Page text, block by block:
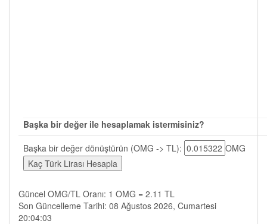
Başka bir değer ile hesaplamak istermisiniz?
Başka bir değer dönüştürün (OMG -> TL):
OMG
Güncel OMG/TL Oranı: 1 OMG = 2.11 TL
Son Güncelleme Tarihi: 08 Ağustos 2026, Cumartesi
20:04:03